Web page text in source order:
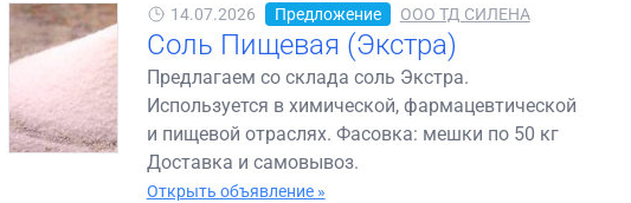
14.07.2026 Предложение ООО ТД СИЛЕНА
Соль Пищевая (Экстра)
Предлагаем со склада соль Экстра.
Используется в химической, фармацевтической
и пищевой отраслях. Фасовка: мешки по 50 кг
Доставка и самовывоз.
Открыть объявление »